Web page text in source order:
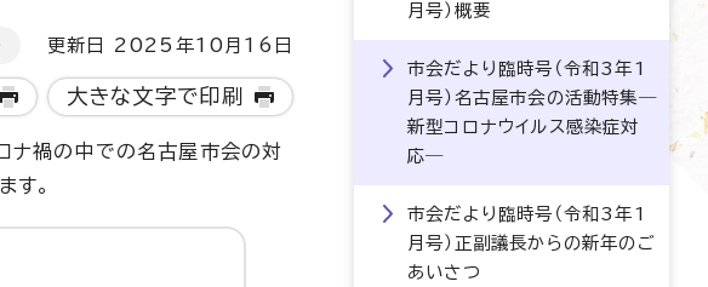
更新日 2025年10月16日
大きな文字で印刷
ナ禍の中での名古屋市会の対
す。
月号）概要
市会だより臨時号（令和3年1
月号）名古屋市会の活動特集―
新型コロナウイルス感染症対
応―
市会だより臨時号（令和3年1
月号）正副議長からの新年のご
あいさつ